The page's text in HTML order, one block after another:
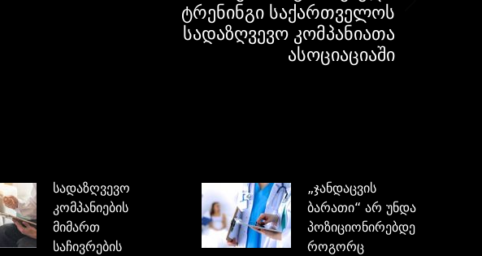
ტრენინგი საქართველოს
სადაზღვევო კომპანიათა
ასოციაციაში
სადაზღვევო
კომპანიების
მიმართ
საჩივრების
„ჯანდაცვის
ბარათი“ არ უნდა
პოზიციონირებდეს,
როგორც